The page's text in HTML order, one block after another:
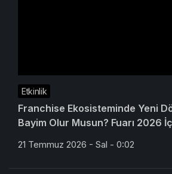
Etkinlik
Franchise Ekosisteminde Yeni
Bayim Olur Musun? Fuarı 2026
21 Temmuz 2026 - Sal - 0:02